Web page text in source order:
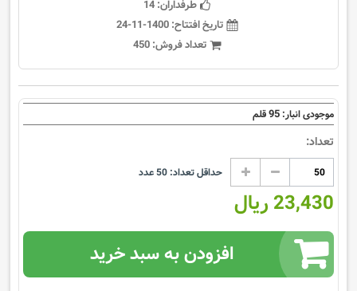
طرفداران:14
تاریخ افتتاح:1400-11-24
تعداد فروش:450
موجودی انبار: 95قلم
تعداد:
حداقل تعداد: 50عدد
23,430 ریال
افزودن به سبد خرید